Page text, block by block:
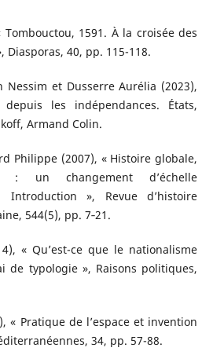
Tombouctou, 1591. À la croisée des
40, pp. 115-118.
Nessim et Dusserre Aurélia (2023),
les indépendances. États,
Armand Colin.
Philippe (2007), « Histoire globale,
: un changement d’échelle
», Revue d’histoire
544(5), pp. 7‑21.
« Qu’est-ce que le nationalisme
de typologie », Raisons politiques,
« Pratique de l’espace et invention
34, pp. 57-88.